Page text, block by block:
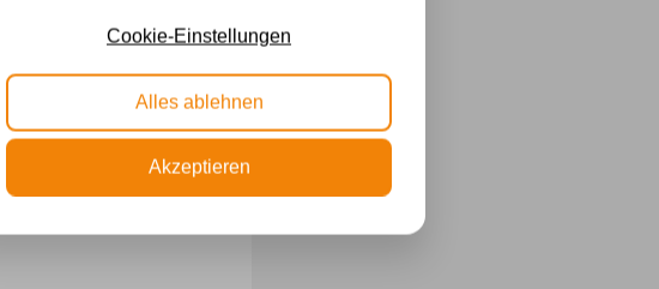
Cookie-Einstellungen
Alles ablehnen
Akzeptieren